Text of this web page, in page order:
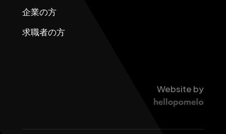
企業の方
求職者の方
Website by